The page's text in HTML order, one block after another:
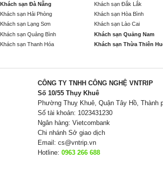
Khách sạn Đà Nẵng Khách sạn Đắk Lắk
Khách sạn Hải Phòng Khách sạn Hòa Bình
Khách sạn Lạng Sơn Khách sạn Lào Cai
Khách sạn Quảng Bình Khách sạn Quảng Nam
Khách sạn Thanh Hóa Khách sạn Thừa Thiên
CÔNG TY TNHH CÔNG NGHỆ VNTRIP
Số 10/55 Thụy Khuê
Phường Thuỵ Khuê, Quận Tây Hồ, Thành
Số tài khoản: 1023431230
Ngân hàng: Vietcombank
Chi nhánh Sở giao dịch
Email: cs@vntrip.vn
Hotline: 0963 266 688